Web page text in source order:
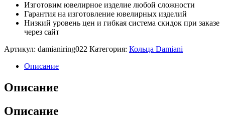
Изготовим ювелирное изделие любой сложности
Гарантия на изготовление ювелирных изделий
Низкий уровень цен и гибкая система скидок при заказе
через сайт
Артикул: damianiring022 Категория: Кольца Damiani
Описание
Описание
Описание